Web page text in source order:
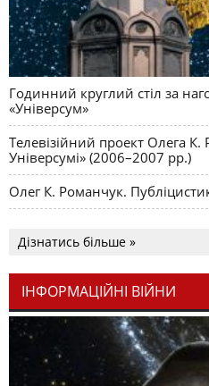
Годинний круглий стіл за
«Універсум»
Телевізійний проект Олега К.
Універсумі» (2006–2007 рр.)
Олег К. Романчук.
Дізнатись більше »
ІНФОРМАЦІЙНІ ВІЙНИ